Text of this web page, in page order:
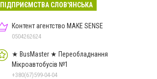
ПІДПРИЄМСТВА СЛОВ'ЯНСЬКА
Контент агентство MAKE SENSE
0504262624
★ BusMaster ★ Переобладнання
Мікроавтобусів №1
+380(67)599-04-04